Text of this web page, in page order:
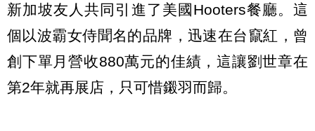
新加坡友人共同引進了美國Hooters餐廳。這
個以波霸女侍聞名的品牌，迅速在台竄紅，曾
創下單月營收880萬元的佳績，這讓劉世章在
第2年就再展店，只可惜鎩羽而歸。